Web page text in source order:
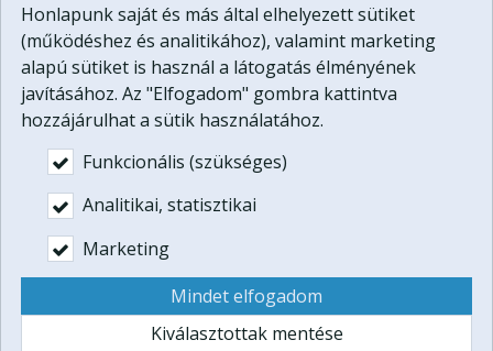
ajándékutalványunkon!
További információtkapcsolat
menüpontunk
segítségével kérhet.
Ez a program megvásárolható a
ajándékutalványrészeként:
PDF ajándékutalvány:
Pendrive díszdobozban: +5.000 Ft
Vásárlás
Honlapunk saját és más által elhelyezett sütiket
(működéshez és analitikához), valamint marketing
alapú sütiket is használ a látogatás élményének
javításához. Az "Elfogadom" gombra kattintva
hozzájárulhat a sütik használatához.
Funkcionális (szükséges)
Analitikai, statisztikai
Marketing
Mindet elfogadom
Kiválasztottak mentése